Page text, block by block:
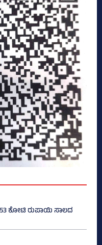
ಕೋಟಿ ರುಪಾಯಿ ಸಾಲದ